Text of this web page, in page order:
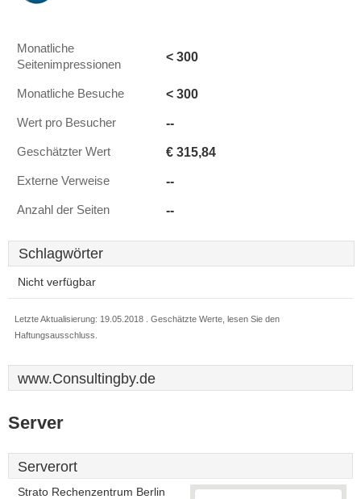
Monatliche
Seitenimpressionen
< 300
Monatliche Besuche < 300
Wert pro Besucher --
Geschätzter Wert € 315,84
Externe Verweise --
Anzahl der Seiten --
Schlagwörter
Nicht verfügbar
Letzte Aktualisierung: 19.05.2018 . Geschätzte Werte, lesen Sie den
Haftungsausschluss.
www.Consultingby.de
Server
Serverort
Strato Rechenzentrum Berlin